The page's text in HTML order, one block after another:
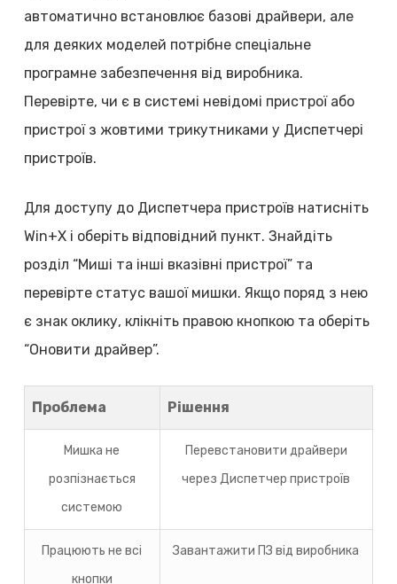
автоматично встановлює базові драйвери, але
для деяких моделей потрібне спеціальне
програмне забезпечення від виробника.
Перевірте, чи є в системі невідомі пристрої або
пристрої з жовтими трикутниками у Диспетчері
пристроїв.
Для доступу до Диспетчера пристроїв натисніть
Win+X і оберіть відповідний пункт. Знайдіть
розділ “Миші та інші вказівні пристрої” та
перевірте статус вашої мишки. Якщо поряд з нею
є знак оклику, клікніть правою кнопкою та оберіть
“Оновити драйвер”.
Проблема Рішення
Мишка не
розпізнається
системою
Перевстановити драйвери
через Диспетчер пристроїв
Працюють не всі
кнопки
Завантажити ПЗ від виробника